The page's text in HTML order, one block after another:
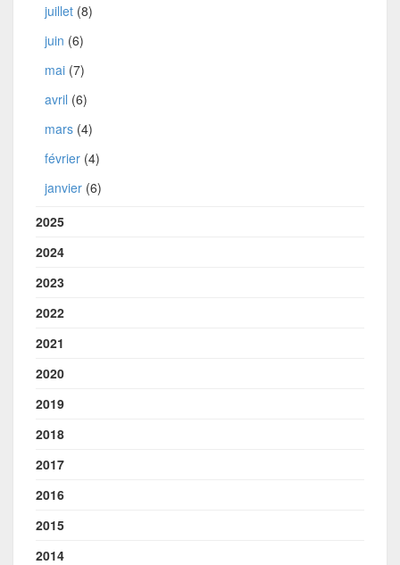
juillet (8)
juin (6)
mai (7)
avril (6)
mars (4)
février (4)
janvier (6)
2025
2024
2023
2022
2021
2020
2019
2018
2017
2016
2015
2014